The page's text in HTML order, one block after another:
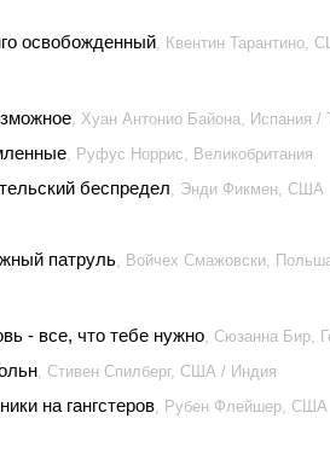
освобожденный, Квентин Тарантино,
, Хуан Антонио Байона, Испания
, Руфус Норрис, Великобритания
беспредел, Энди Фикмен, США
патруль, Войчех Смажовски,
- все, что тебе нужно, Сюзанна Бир,
, Стивен Спилберг, США / Индия
на гангстеров, Рубен Флейшер, США